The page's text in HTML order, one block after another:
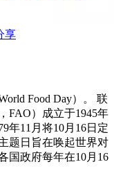
享
Food Day）。 联
FAO）成立于1945年
年11月将10月16日定
题日旨在唤起世界对
国政府每年在10月16